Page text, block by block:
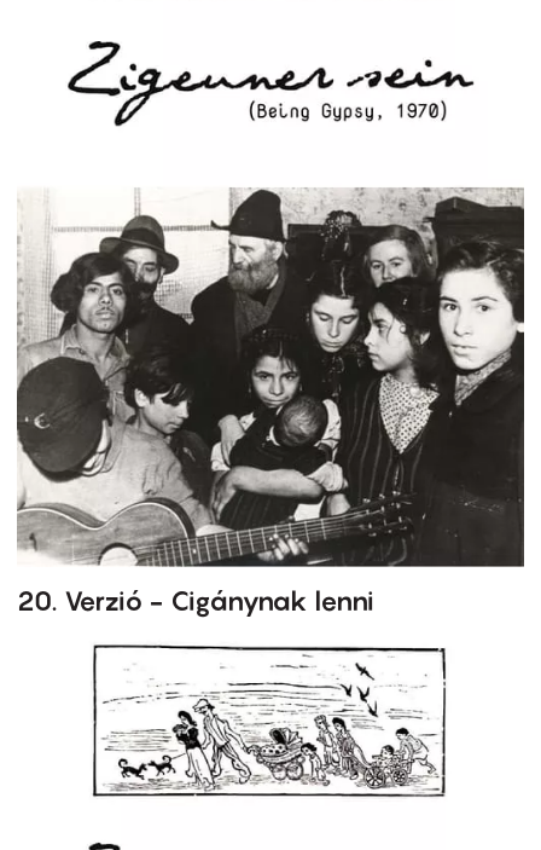
20. Verzió - Cigánynak lenni